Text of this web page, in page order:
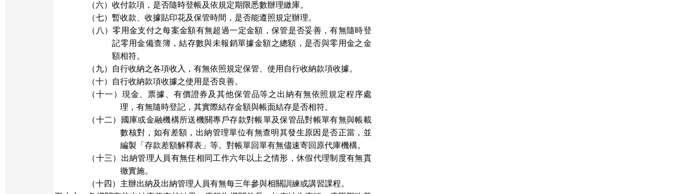
（六）收付款項，是否隨時登帳及依規定期限悉數辦理繳庫。
（七）暫收款、收據貼印花及保管時間，是否能遵照規定辦理。
（八）零用金支付之每案金額有無超過一定金額，保管是否妥善，有無隨時登
記零用金備查簿，結存數與未報銷單據金額之總額，是否與零用金之金
額相符。
（九）自行收納之各項收入，有無依照規定保管、使用自行收納款項收據。
（十）自行收納款項收據之使用是否良善。
（十一）現金、票據、有價證券及其他保管品等之出納有無依照規定程序處
理，有無隨時登記，其實際結存金額與帳面結存是否相符。
（十二）國庫或金融機構所送機關專戶存款對帳單及保管品對帳單有無與帳載
數核對，如有差額，出納管理單位有無查明其發生原因是否正當，並
編製「存款差額解釋表」等。對帳單回單有無儘速寄回原代庫機構。
（十三）出納管理人員有無任相同工作六年以上之情形，休假代理制度有無貫
徹實施。
（十四）主辦出納及出納管理人員有無每三年參與相關訓練或講習課程。